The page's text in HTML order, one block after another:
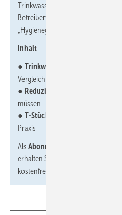
Trinkwasserhygiene,
Betreiberwünschen achten sollten,
„Hygienegerechte Trinkwasser-
Inhalt
● Trinkwassererwärmung:
Vergleich
● Reduzierter Bleigrenzwert:
müssen
● T-Stück-Installationen:
Praxis
Als Abonnent des PREMIUM- oder
erhalten Sie die Fokus-
kostenfrei als